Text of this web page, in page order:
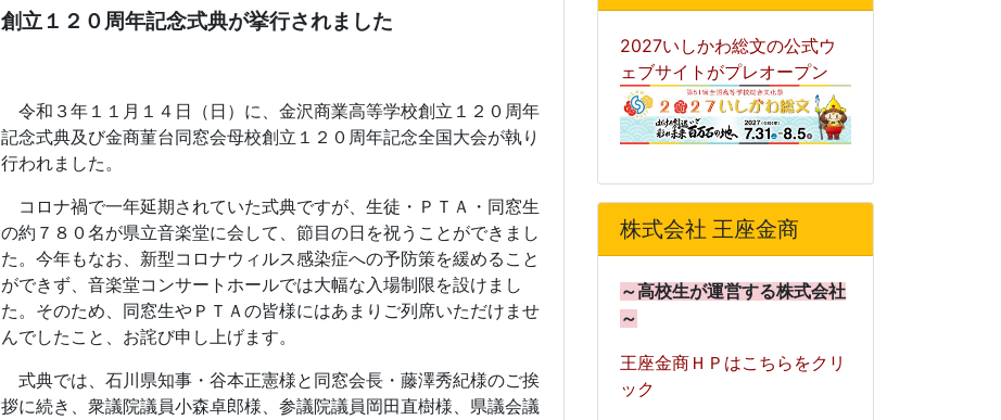
創立１２０周年記念式典が挙行されました
令和３年１１月１４日（日）に、金沢商業高等学校創立１２０周年
記念式典及び金商菫台同窓会母校創立１２０周年記念全国大会が執り
行われました。
コロナ禍で一年延期されていた式典ですが、生徒・ＰＴＡ・同窓生
の約７８０名が県立音楽堂に会して、節目の日を祝うことができまし
た。今年もなお、新型コロナウィルス感染症への予防策を緩めること
ができず、音楽堂コンサートホールでは大幅な入場制限を設けまし
た。そのため、同窓生やＰＴＡの皆様にはあまりご列席いただけませ
んでしたこと、お詫び申し上げます。
式典では、石川県知事・谷本正憲様と同窓会長・藤澤秀紀様のご挨
拶に続き、衆議院議員小森卓郎様、参議院議員岡田直樹様、県議会議
2027いしかわ総文の公式ウ
ェブサイトがプレオープン
株式会社 王座金商
～高校生が運営する株式会社
～
王座金商ＨＰはこちらをクリ
ック